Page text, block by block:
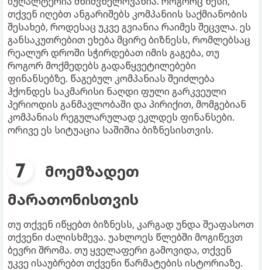
თქვენ იღებთ ანგარიშებს კომპანიის საქმიანობის
შესახებ, როდესაც უკვე გვიანია რაიმეს შეცვლა. ეს
განსაკუთრებით ეხება მცირე ბიზნესს, რომლებსაც
რეალურ დროში სჭირდებათ იმის გაგება, თუ
როგორ მოქმედებს გადაწყვეტილებები
ფინანსებზე. წაგებულ კომპანიას შეიძლება
ჰქონდეს საკმარისი ნაღდი ფული გარკვეული
პერიოდის განმავლობაში და პირიქით, მომგებიან
კომპანიას რეგულარულად ეკლდეს ფინანსები.
ორივე ეს სიტუაცია საშიშია ბიზნესისთვის.
მოემზადეთ
მარათონისთვის
თუ თქვენ იწყებთ ბიზნესს, კარგად უნდა შეაფასოთ
თქვენი ძალისხმევა. უახლოეს წლებში მოგიწევთ
ბევრი შრომა. თუ ყველაფერი გამოვიდა, თქვენ
უკვე ისაუბრებთ თქვენი წარმატების ისტორიაზე.